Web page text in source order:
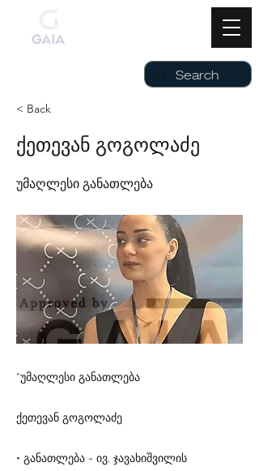
< Back
ქეთევან გოგოლაძე
უმაღლესი განათლება
*უმაღლესი განათლება
ქეთევან გოგოლაძე
• განათლება - ივ. ჯავახიშვილის